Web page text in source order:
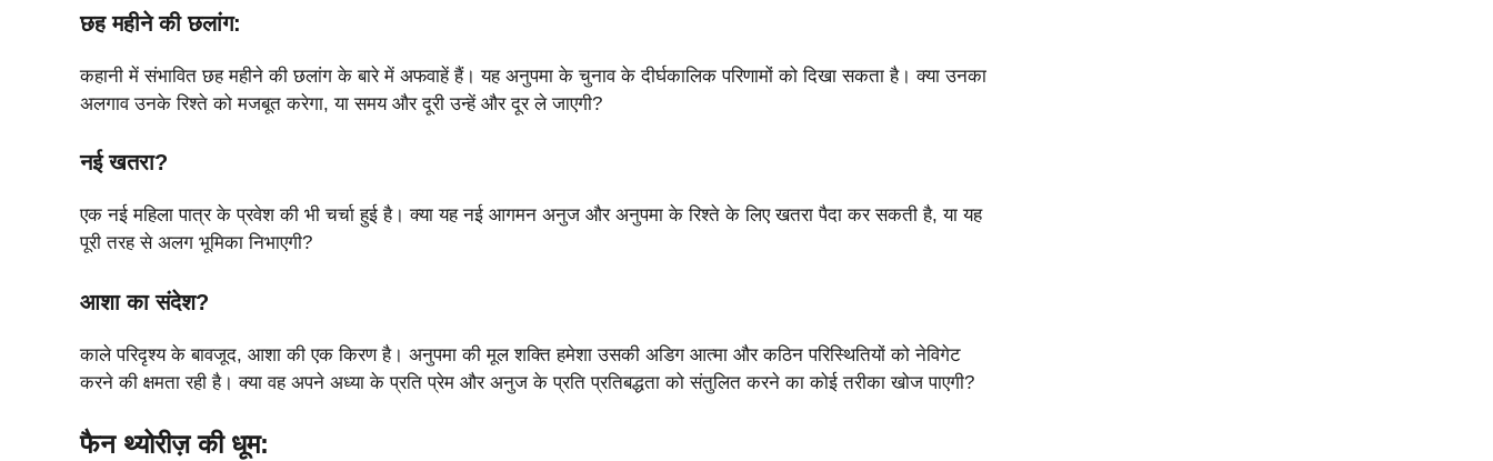
छह महीने की छलांग:
कहानी में संभावित छह महीने की छलांग के बारे में अफवाहें हैं। यह अनुपमा के चुनाव के दीर्घकालिक परिणामों को दिखा सकता है। क्या उनका
अलगाव उनके रिश्ते को मजबूत करेगा, या समय और दूरी उन्हें और दूर ले जाएगी?
नई खतरा?
एक नई महिला पात्र के प्रवेश की भी चर्चा हुई है। क्या यह नई आगमन अनुज और अनुपमा के रिश्ते के लिए खतरा पैदा कर सकती है, या यह
पूरी तरह से अलग भूमिका निभाएगी?
आशा का संदेश?
काले परिदृश्य के बावजूद, आशा की एक किरण है। अनुपमा की मूल शक्ति हमेशा उसकी अडिग आत्मा और कठिन परिस्थितियों को नेविगेट
करने की क्षमता रही है। क्या वह अपने अध्या के प्रति प्रेम और अनुज के प्रति प्रतिबद्धता को संतुलित करने का कोई तरीका खोज पाएगी?
फैन थ्योरीज़ की धूम: